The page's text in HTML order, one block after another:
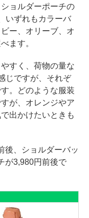
ョルダーポーチの
いずれもカラーバ
ー、オリーブ、オ
ます。
すく、荷物の量な
じですが、それぞ
。どのような服装
が、オレンジやア
出かけたいときも
後、ショルダーバッ
が3,980円前後で